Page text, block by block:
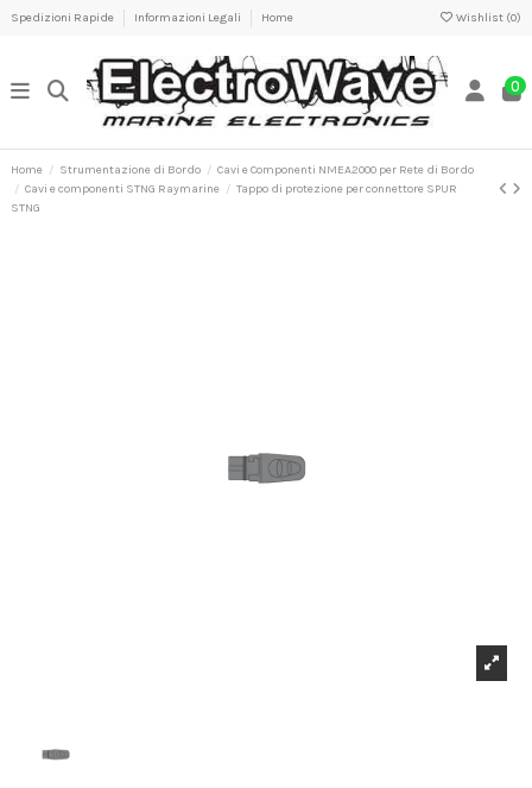
Spedizioni Rapide Informazioni Legali Home Wishlist (0)
0
Home Strumentazione di Bordo
Cavi e Componenti NMEA2000 per Rete di Bordo
Cavi e componenti STNG Raymarine
Tappo di protezione per connettore SPUR
STNG